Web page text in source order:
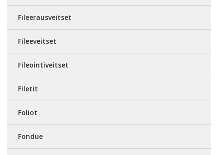
Fileerausveitset
Fileeveitset
Fileointiveitset
Filetit
Foliot
Fondue